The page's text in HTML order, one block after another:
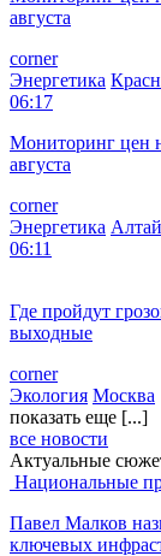
августа
corner
Энергетика
06:17
Мониторинг цен
августа
corner
Энергетика
06:11
Где пройдут
выходные
corner
Экология Москва
показать еще [...]
все новости
Актуальные
Национальные
Павел Малков
ключевых